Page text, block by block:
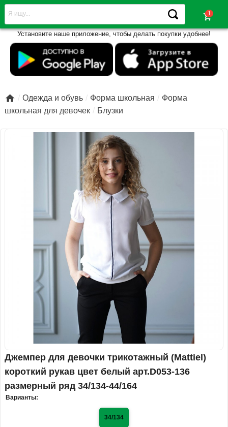
shopping_cart
Установите наше приложение, чтобы делать покупки удобнее!
 Одежда и обувь Форма школьная
Форма
школьная для девочек
Блузки
Джемпер для девочки трикотажный (Mattiel)
короткий рукав цвет белый арт.D053-136
размерный ряд 34/134-44/164
Варианты:
34/134